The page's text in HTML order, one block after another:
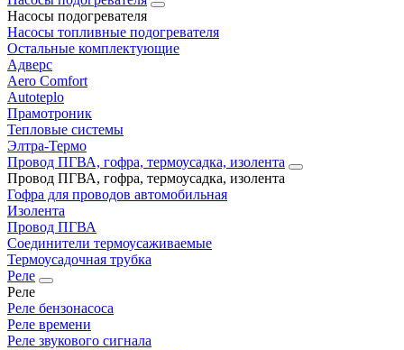
Насосы подогревателя
Насосы топливные подогревателя
Остальные комплектующие
Адверс
Aero Comfort
Autoteplo
Прамотроник
Тепловые системы
Элтра-Термо
Провод ПГВА, гофра, термоусадка, изолента
Провод ПГВА, гофра, термоусадка, изолента
Гофра для проводов автомобильная
Изолента
Провод ПГВА
Соединители термоусаживаемые
Термоусадочная трубка
Реле
Реле
Реле бензонасоса
Реле времени
Реле звукового сигнала